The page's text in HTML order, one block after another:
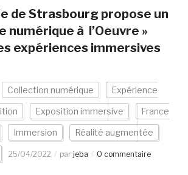
de Strasbourg propose un
numérique à l’Oeuvre »
expériences immersives
Collection numérique Expérience
Exposition immersive France
Immersion Réalité augmentée
25/04/2022 par jeba 0 commentaire